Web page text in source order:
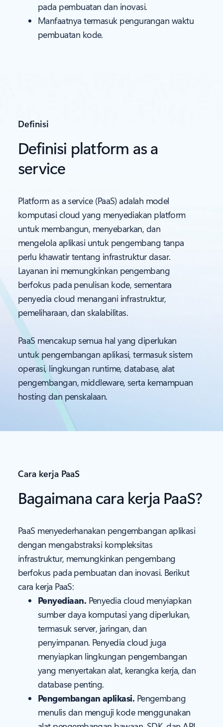
pada pembuatan dan inovasi.
Manfaatnya termasuk pengurangan waktu
pembuatan kode.
Definisi
Definisi platform as a
service
Platform as a service (PaaS) adalah model
komputasi cloud yang menyediakan platform
untuk membangun, menyebarkan, dan
mengelola aplikasi untuk pengembang tanpa
perlu khawatir tentang infrastruktur dasar.
Layanan ini memungkinkan pengembang
berfokus pada penulisan kode, sementara
penyedia cloud menangani infrastruktur,
pemeliharaan, dan skalabilitas.
PaaS mencakup semua hal yang diperlukan
untuk pengembangan aplikasi, termasuk sistem
operasi, lingkungan runtime, database, alat
pengembangan, middleware, serta kemampuan
hosting dan penskalaan.
Cara kerja PaaS
Bagaimana cara kerja PaaS?
PaaS menyederhanakan pengembangan aplikasi
dengan mengabstraksi kompleksitas
infrastruktur, memungkinkan pengembang
berfokus pada pembuatan dan inovasi. Berikut
cara kerja PaaS:
Penyediaan. Penyedia cloud menyiapkan
sumber daya komputasi yang diperlukan,
termasuk server, jaringan, dan
penyimpanan. Penyedia cloud juga
menyiapkan lingkungan pengembangan
yang menyertakan alat, kerangka kerja, dan
database penting.
Pengembangan aplikasi. Pengembang
menulis dan menguji kode menggunakan